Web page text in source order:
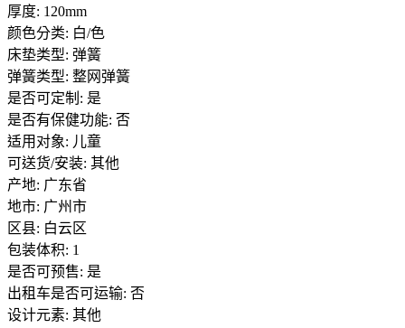
厚度: 120mm
颜色分类: 白/色
床垫类型: 弹簧
弹簧类型: 整网弹簧
是否可定制: 是
是否有保健功能: 否
适用对象: 儿童
可送货/安装: 其他
产地: 广东省
地市: 广州市
区县: 白云区
包装体积: 1
是否可预售: 是
出租车是否可运输: 否
设计元素: 其他